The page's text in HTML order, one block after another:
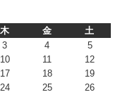
木 金
土
3 4
5
10 11
12
17 18
19
24 25
26